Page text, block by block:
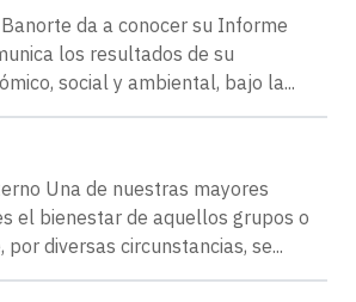
da a conocer su Informe
los resultados de su
social y ambiental, bajo la...
Una de nuestras mayores
el bienestar de aquellos grupos o
por diversas circunstancias, se...